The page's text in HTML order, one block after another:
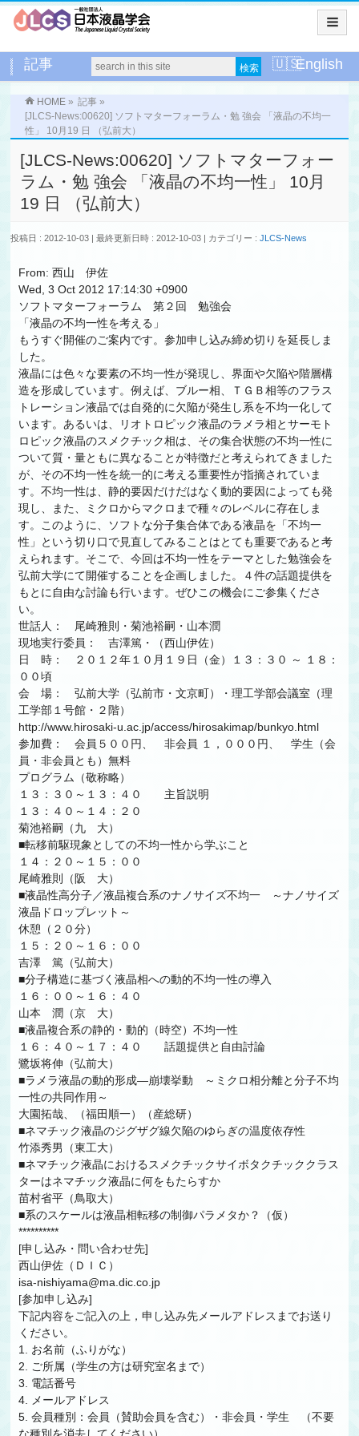
記事 English
HOME » 記事 »
[JLCS-News:00620] ソフトマターフォーラム・勉 強会 「液晶の不均一
性」 10月19 日 （弘前大）
[JLCS-News:00620] ソフトマターフォー
ラム・勉 強会 「液晶の不均一性」 10月
19 日 （弘前大）
投稿日 : 2012-10-03 最終更新日時 : 2012-10-03 カテゴリー :JLCS-News
From: 西山 伊佐
Wed, 3 Oct 2012 17:14:30 +0900
ソフトマターフォーラム 第２回 勉強会
「液晶の不均一性を考える」
もうすぐ開催のご案内です。参加申し込み締め切りを延長しま
した。
液晶には色々な要素の不均一性が発現し、界面や欠陥や階層構
造を形成しています。例えば、ブルー相、ＴＧＢ相等のフラス
トレーション液晶では自発的に欠陥が発生し系を不均一化して
います。あるいは、リオトロピック液晶のラメラ相とサーモト
ロピック液晶のスメクチック相は、その集合状態の不均一性に
ついて質・量ともに異なることが特徴だと考えられてきました
が、その不均一性を統一的に考える重要性が指摘されていま
す。不均一性は、静的要因だけだはなく動的要因によっても発
現し、また、ミクロからマクロまで種々のレベルに存在しま
す。このように、ソフトな分子集合体である液晶を「不均一
性」という切り口で見直してみることはとても重要であると考
えられます。そこで、今回は不均一性をテーマとした勉強会を
弘前大学にて開催することを企画しました。４件の話題提供を
もとに自由な討論も行います。ぜひこの機会にご参集くださ
い。
世話人： 尾崎雅則・菊池裕嗣・山本潤
現地実行委員： 吉澤篤・（西山伊佐）
日 時： ２０１２年１０月１９日（金）１３：３０ ～ １８：
００頃
会 場： 弘前大学（弘前市・文京町）・理工学部会議室（理
工学部１号館・２階）
http://www.hirosaki-u.ac.jp/access/hirosakimap/bunkyo.html
参加費： 会員５００円、 非会員 １，０００円、 学生（会
員・非会員とも）無料
プログラム（敬称略）
１３：３０～１３：４０ 主旨説明
１３：４０～１４：２０
菊池裕嗣（九 大）
■転移前駆現象としての不均一性から学ぶこと
１４：２０～１５：００
尾崎雅則（阪 大）
■液晶性高分子／液晶複合系のナノサイズ不均一 ～ナノサイズ
液晶ドロップレット～
休憩（２０分）
１５：２０～１６：００
吉澤 篤（弘前大）
■分子構造に基づく液晶相への動的不均一性の導入
１６：００～１６：４０
山本 潤（京 大）
■液晶複合系の静的・動的（時空）不均一性
１６：４０～１７：４０ 話題提供と自由討論
鷺坂将伸（弘前大）
■ラメラ液晶の動的形成―崩壊挙動 ～ミクロ相分離と分子不均
一性の共同作用～
大園拓哉、（福田順一）（産総研）
■ネマチック液晶のジグザグ線欠陥のゆらぎの温度依存性
竹添秀男（東工大）
■ネマチック液晶におけるスメクチックサイボタクチッククラス
ターはネマチック液晶に何をもたらすか
苗村省平（鳥取大）
■系のスケールは液晶相転移の制御パラメタか？（仮）
**********
[申し込み・問い合わせ先]
西山伊佐（ＤＩＣ）
isa-nishiyama@ma.dic.co.jp
[参加申し込み]
下記内容をご記入の上，申し込み先メールアドレスまでお送り
ください。
1. お名前（ふりがな）
2. ご所属（学生の方は研究室名まで）
3. 電話番号
4. メールアドレス
5. 会員種別：会員（賛助会員を含む）・非会員・学生 （不要